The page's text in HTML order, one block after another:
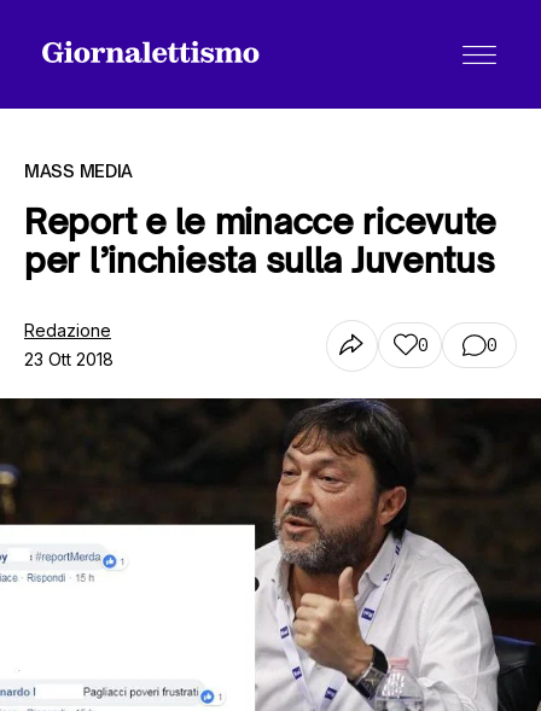
Tutti gli articoli
Chi siamo
MASS MEDIA
Report e le minacce ricevute
per l’inchiesta sulla Juventus
Redazione
23 Ott 2018
0 0